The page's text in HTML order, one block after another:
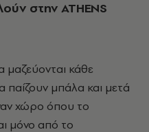
στην ATHENS
παίζουν μπάλα και μετά
χώρο όπου το
μόνο από το